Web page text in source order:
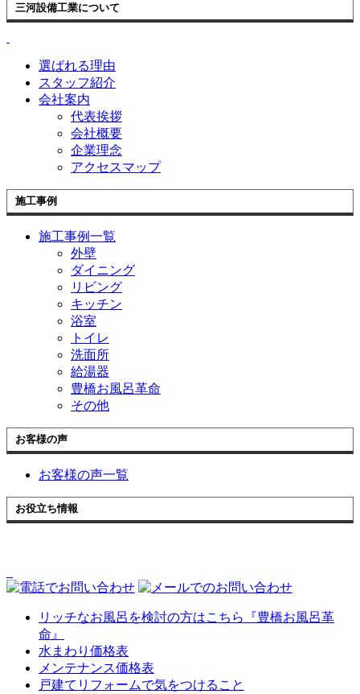
三河設備工業について
選ばれる理由
スタッフ紹介
会社案内
代表挨拶
会社概要
企業理念
アクセスマップ
施工事例
施工事例一覧
外壁
ダイニング
リビング
キッチン
浴室
トイレ
洗面所
給湯器
豊橋お風呂革命
その他
お客様の声
お客様の声一覧
お役立ち情報
リッチなお風呂を検討の方はこちら『豊橋お風呂革
命』
水まわり価格表
メンテナンス価格表
戸建てリフォームで気をつけること